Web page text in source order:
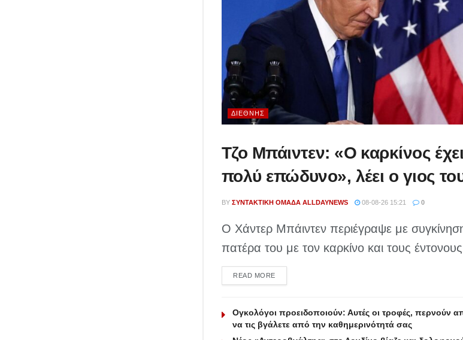
ΔΙΕΘΝΉΣ
Τζο Μπάιντεν: «Ο καρκίνος
πολύ επώδυνο», λέει ο γιος
BY ΣΥΝΤΑΚΤΙΚΉ ΟΜΆΔΑ ALLDAYNEWS 08-08-26 15:21 0
Ο Χάντερ Μπάιντεν περιέγραψε με
πατέρα του με τον καρκίνο και τους
READ MOREDETAILS
Ογκολόγοι προειδοποιούν: Αυτές οι τροφές, περνούν
να τις βγάλετε από την καθημερινότητά σας